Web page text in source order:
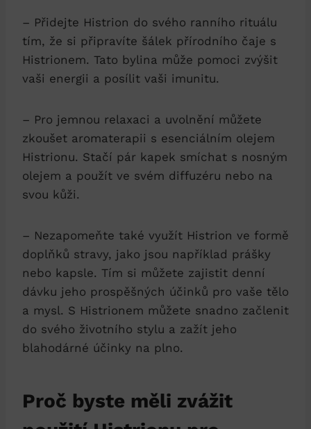
– Přidejte Histrion do svého ranního rituálu
tím, že si připravíte šálek přírodního čaje s
Histrionem. Tato bylina může pomoci zvýšit
vaši energii a posílit vaši imunitu.
– Pro jemnou relaxaci a uvolnění můžete
zkoušet aromaterapii s esenciálním olejem
Histrionu. Stačí pár kapek smíchat s nosným
olejem a použít ve svém diffuzéru nebo na
svou kůži.
– Nezapomeňte také využít Histrion ve formě
doplňků stravy, jako jsou například prášky
nebo kapsle. Tím si můžete zajistit denní
dávku jeho prospěšných účinků pro vaše tělo
a mysl. S Histrionem můžete snadno začlenit
do svého životního stylu a zažít jeho
blahodárné účinky na plno.
Proč byste měli zvážit